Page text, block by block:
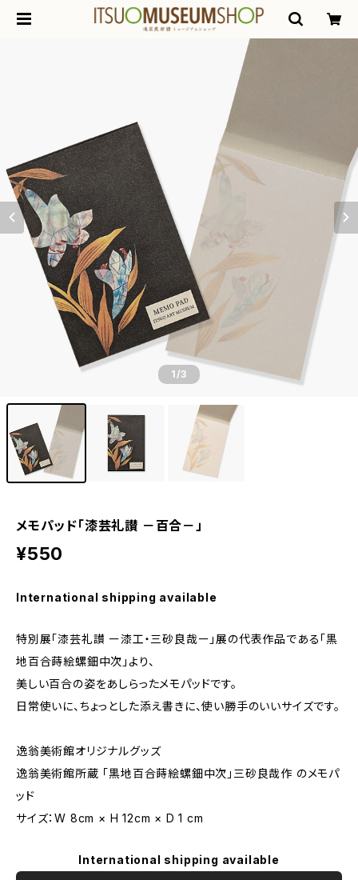
1/3
メモパッド「漆芸礼讃 －百合－」
¥550
International shipping available
特別展「漆芸礼讃 ー漆工・三砂良哉ー」展の代表作品である「黒
地百合蒔絵螺鈿中次」より、
美しい百合の姿をあしらったメモパッドです。
日常使いに、ちょっとした添え書きに、使い勝手のいいサイズです。
逸翁美術館オリジナルグッズ
逸翁美術館所蔵 「黒地百合蒔絵螺鈿中次」三砂良哉作 のメモパ
ッド
サイズ：W 8cm × H 12cm × D 1 cm
International shipping available